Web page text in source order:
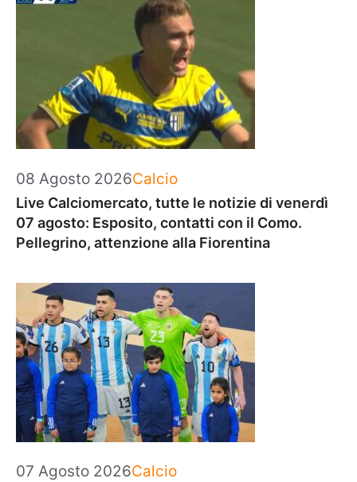
08 Agosto 2026Categorie
Calcio
Live Calciomercato, tutte le notizie di venerdì
07 agosto: Esposito, contatti con il Como.
Pellegrino, attenzione alla Fiorentina
07 Agosto 2026Categorie
Calcio